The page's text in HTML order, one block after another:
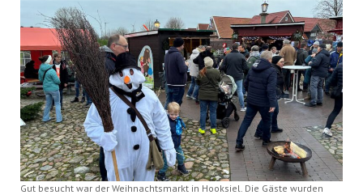
Gut besucht war der Weihnachtsmarkt in Hooksiel. Die Gäste wurden